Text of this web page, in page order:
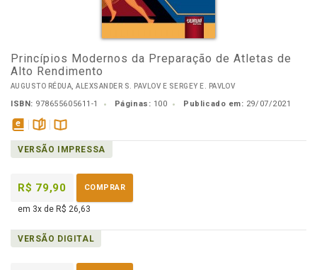
Princípios Modernos da Preparação de Atletas de
Alto Rendimento
AUGUSTO RÉDUA, ALEXSANDER S. PAVLOV E SERGEY E. PAVLOV
ISBN: 978655605611-1 Páginas: 100 Publicado em: 29/07/2021
disponível
em
páginasDisponível
na
VERSÃO IMPRESSA
R$ 79,90 COMPRAR
em 3x de R$ 26,63
VERSÃO DIGITAL